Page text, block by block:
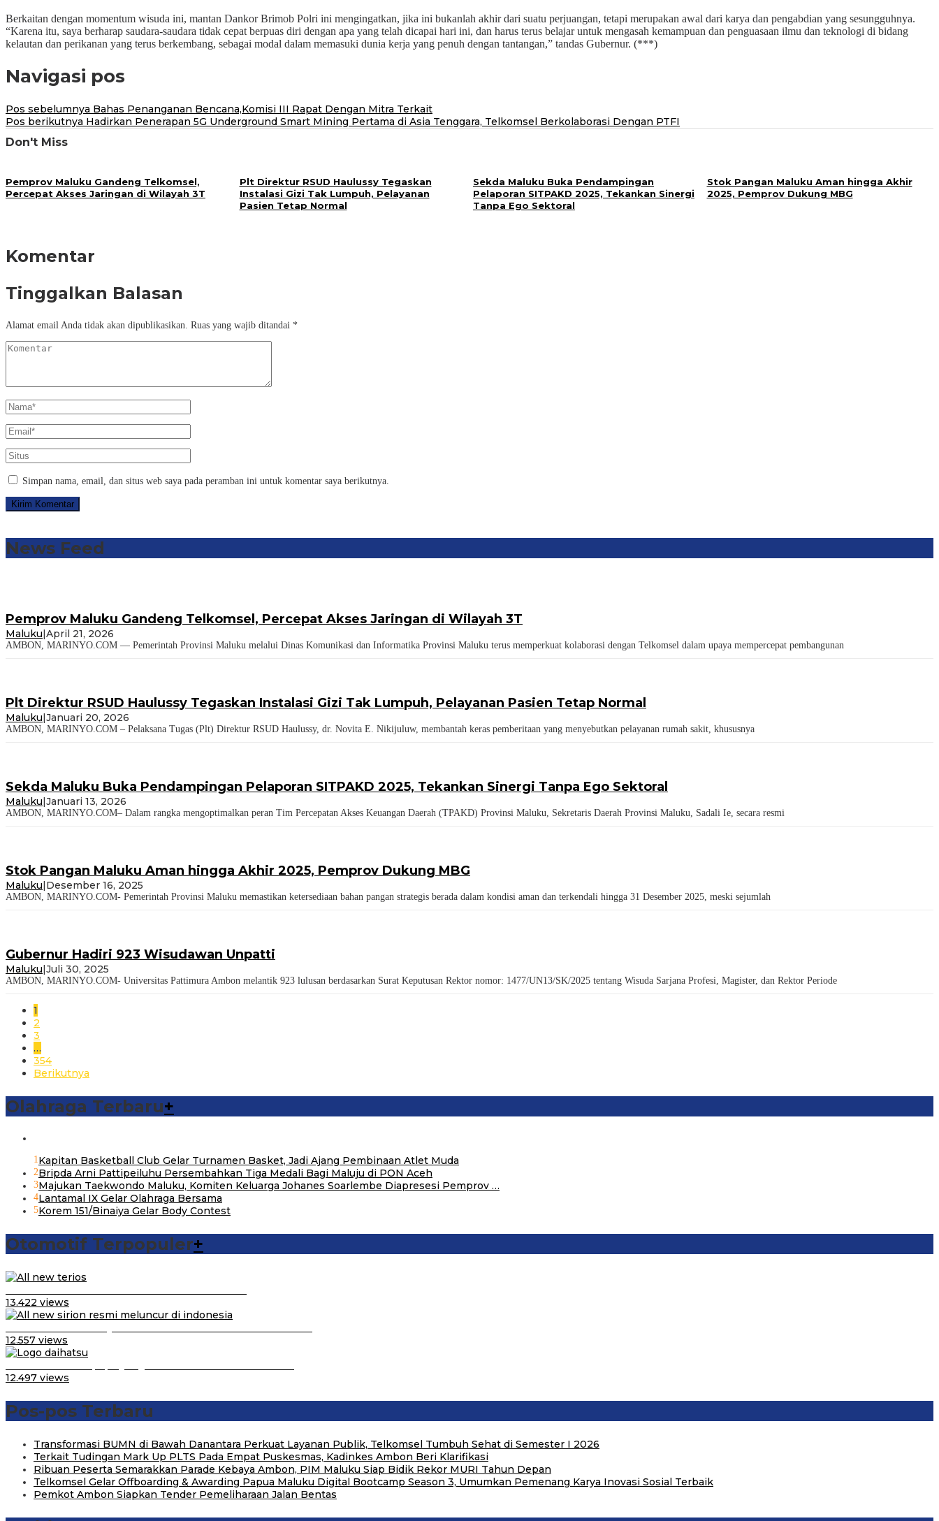
Berkaitan dengan momentum wisuda ini, mantan Dankor Brimob Polri ini mengingatkan, jika ini bukanlah akhir dari suatu perjuangan, tetapi merupakan awal dari karya dan pengabdian yang sesungguhnya.
“Karena itu, saya berharap saudara-saudara tidak cepat berpuas diri dengan apa yang telah dicapai hari ini, dan harus terus belajar untuk mengasah kemampuan dan penguasaan ilmu dan teknologi di bidang
kelautan dan perikanan yang terus berkembang, sebagai modal dalam memasuki dunia kerja yang penuh dengan tantangan,” tandas Gubernur. (***)
Navigasi pos
Pos sebelumnya Bahas Penanganan Bencana,Komisi III Rapat Dengan Mitra Terkait
Pos berikutnya Hadirkan Penerapan 5G Underground Smart Mining Pertama di Asia Tenggara, Telkomsel Berkolaborasi Dengan PTFI
Don't Miss
Pemprov Maluku Gandeng Telkomsel,
Percepat Akses Jaringan di Wilayah 3T
Plt Direktur RSUD Haulussy Tegaskan
Instalasi Gizi Tak Lumpuh, Pelayanan
Pasien Tetap Normal
Sekda Maluku Buka Pendampingan
Pelaporan SITPAKD 2025, Tekankan Sinergi
Tanpa Ego Sektoral
Stok Pangan Maluku Aman hingga Akhir
2025, Pemprov Dukung MBG
Komentar
Tinggalkan Balasan
Alamat email Anda tidak akan dipublikasikan. Ruas yang wajib ditandai *
Simpan nama, email, dan situs web saya pada peramban ini untuk komentar saya berikutnya.
News Feed
Pemprov Maluku Gandeng Telkomsel, Percepat Akses Jaringan di Wilayah 3T
Maluku|April 21, 2026
AMBON, MARINYO.COM — Pemerintah Provinsi Maluku melalui Dinas Komunikasi dan Informatika Provinsi Maluku terus memperkuat kolaborasi dengan Telkomsel dalam upaya mempercepat pembangunan
Plt Direktur RSUD Haulussy Tegaskan Instalasi Gizi Tak Lumpuh, Pelayanan Pasien Tetap Normal
Maluku|Januari 20, 2026
AMBON, MARINYO.COM – Pelaksana Tugas (Plt) Direktur RSUD Haulussy, dr. Novita E. Nikijuluw, membantah keras pemberitaan yang menyebutkan pelayanan rumah sakit, khususnya
Sekda Maluku Buka Pendampingan Pelaporan SITPAKD 2025, Tekankan Sinergi Tanpa Ego Sektoral
Maluku|Januari 13, 2026
AMBON, MARINYO.COM– Dalam rangka mengoptimalkan peran Tim Percepatan Akses Keuangan Daerah (TPAKD) Provinsi Maluku, Sekretaris Daerah Provinsi Maluku, Sadali Ie, secara resmi
Stok Pangan Maluku Aman hingga Akhir 2025, Pemprov Dukung MBG
Maluku|Desember 16, 2025
AMBON, MARINYO.COM- Pemerintah Provinsi Maluku memastikan ketersediaan bahan pangan strategis berada dalam kondisi aman dan terkendali hingga 31 Desember 2025, meski sejumlah
Gubernur Hadiri 923 Wisudawan Unpatti
Maluku|Juli 30, 2025
AMBON, MARINYO.COM- Universitas Pattimura Ambon melantik 923 lulusan berdasarkan Surat Keputusan Rektor nomor: 1477/UN13/SK/2025 tentang Wisuda Sarjana Profesi, Magister, dan Rektor Periode
1
2
3
…
354
Berikutnya
Olahraga Terbaru+
1 Kapitan Basketball Club Gelar Turnamen Basket, Jadi Ajang Pembinaan Atlet Muda
2Bripda Arni Pattipeiluhu Persembahkan Tiga Medali Bagi Maluju di PON Aceh
3Majukan Taekwondo Maluku, Komiten Keluarga Johanes Soarlembe Diapresesi Pemprov …
4Lantamal IX Gelar Olahraga Bersama
5Korem 151/Binaiya Gelar Body Contest
Otomotif Terpopuler+
13.422 views
12.557 views
12.497 views
Pos-pos Terbaru
Transformasi BUMN di Bawah Danantara Perkuat Layanan Publik, Telkomsel Tumbuh Sehat di Semester I 2026
Terkait Tudingan Mark Up PLTS Pada Empat Puskesmas, Kadinkes Ambon Beri Klarifikasi
Ribuan Peserta Semarakkan Parade Kebaya Ambon, PIM Maluku Siap Bidik Rekor MURI Tahun Depan
Telkomsel Gelar Offboarding & Awarding Papua Maluku Digital Bootcamp Season 3, Umumkan Pemenang Karya Inovasi Sosial Terbaik
Pemkot Ambon Siapkan Tender Pemeliharaan Jalan Bentas